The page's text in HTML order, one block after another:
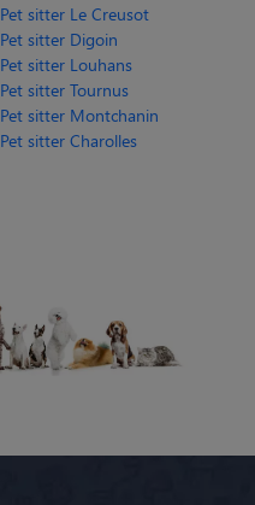
Pet sitter Le Creusot
Pet sitter Digoin
Pet sitter Louhans
Pet sitter Tournus
Pet sitter Montchanin
Pet sitter Charolles